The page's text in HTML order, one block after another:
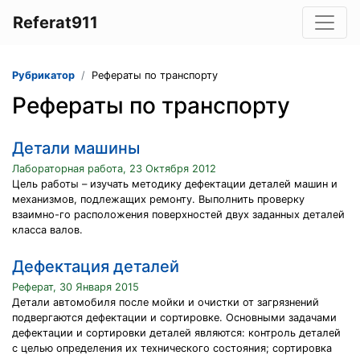
Referat911
Рубрикатор Рефераты по транспорту
Рефераты по транспорту
Детали машины
Лабораторная работа, 23 Октября 2012
Цель работы – изучать методику дефектации деталей машин и
механизмов, подлежащих ремонту. Выполнить проверку
взаимно-го расположения поверхностей двух заданных деталей
класса валов.
Дефектация деталей
Реферат, 30 Января 2015
Детали автомобиля после мойки и очистки от загрязнений
подвергаются дефектации и сортировке. Основными задачами
дефектации и сортировки деталей являются: контроль деталей
с целью определения их технического состояния; сортировка